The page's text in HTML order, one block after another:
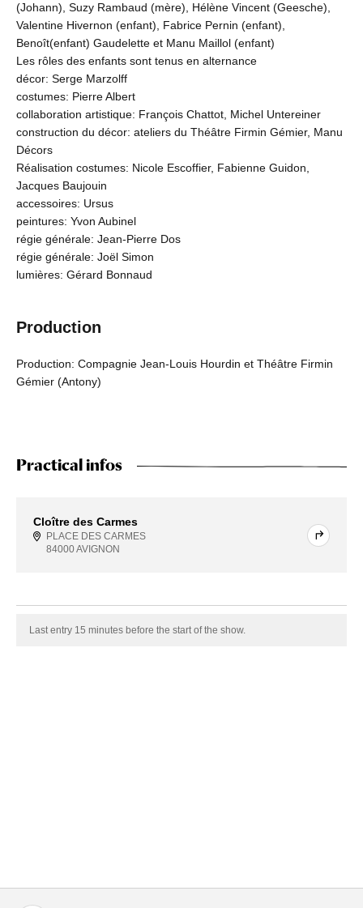
(Johann), Suzy Rambaud (mère), Hélène Vincent (Geesche),
Valentine Hivernon (enfant), Fabrice Pernin (enfant),
Benoît(enfant) Gaudelette et Manu Maillol (enfant)
Les rôles des enfants sont tenus en alternance
décor: Serge Marzolff
costumes: Pierre Albert
collaboration artistique: François Chattot, Michel Untereiner
construction du décor: ateliers du Théâtre Firmin Gémier, Manu
Décors
Réalisation costumes: Nicole Escoffier, Fabienne Guidon,
Jacques Baujouin
accessoires: Ursus
peintures: Yvon Aubinel
régie générale: Jean-Pierre Dos
régie générale: Joël Simon
lumières: Gérard Bonnaud
Production
Production: Compagnie Jean-Louis Hourdin et Théâtre Firmin
Gémier (Antony)
Practical infos
Cloître des Carmes
PLACE DES CARMES
84000 AVIGNON
Last entry 15 minutes before the start of the show.